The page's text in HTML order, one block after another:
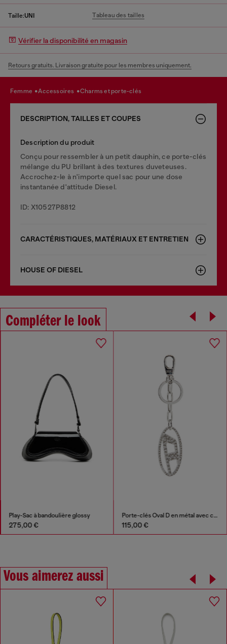
Taille:UNI Tableau des tailles
Vérifier la disponibilité en magasin
Retours gratuits. Livraison gratuite pour les membres uniquement.
femme accessoires charms et porte-clés
DESCRIPTION, TAILLES ET COUPES
Description du produit
Conçu pour ressembler à un petit dauphin, ce porte-clés
mélange du PU brillant à des textures duveteuses.
Accrochez-le à n'importe quel sac pour une dose
instantanée d'attitude Diesel.
ID: X10527P8812
CARACTÉRISTIQUES, MATÉRIAUX ET ENTRETIEN
HOUSE OF DIESEL
Compléter le look
Play-Sac à bandoulière glossy
275,00 €
Porte-clés Oval D en métal avec cristaux
115,00 €
Vous aimerez aussi